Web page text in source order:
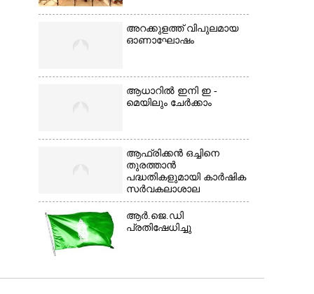
അറക്കുളത്ത് വിപുലമായ
ഓണാഘോഷം
ആധാറിൽ ഇനി ഇ -
മെയിലും ചേർക്കാം
ആഫ്രിക്കൻ ഒച്ചിനെ
തുരത്താൻ
പദ്ധതികളുമായി കാർഷിക
സർവകലാശാല
ആർ.ജെ.ഡി
പ്രതിഷേധിച്ചു